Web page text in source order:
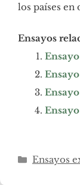
los países en
Ensayos
Categorías
Ensayos